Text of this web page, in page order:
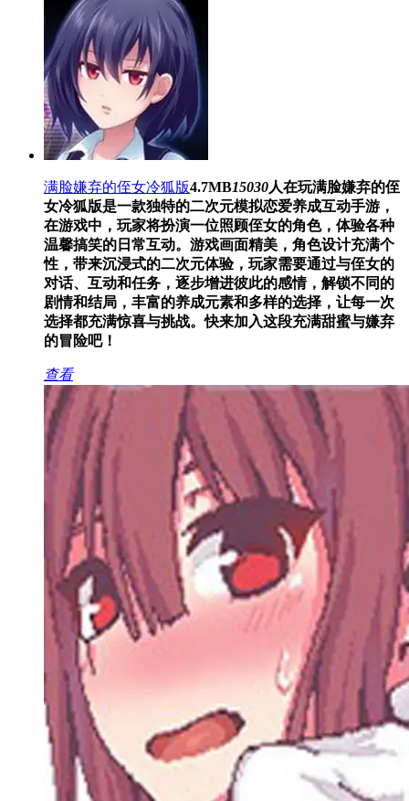
满脸嫌弃的侄女冷狐版4.7MB15030人在玩满脸嫌弃的侄
女冷狐版是一款独特的二次元模拟恋爱养成互动手游，
在游戏中，玩家将扮演一位照顾侄女的角色，体验各种
温馨搞笑的日常互动。游戏画面精美，角色设计充满个
性，带来沉浸式的二次元体验，玩家需要通过与侄女的
对话、互动和任务，逐步增进彼此的感情，解锁不同的
剧情和结局，丰富的养成元素和多样的选择，让每一次
选择都充满惊喜与挑战。快来加入这段充满甜蜜与嫌弃
的冒险吧！
查看